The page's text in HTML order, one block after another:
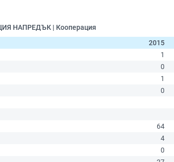
НАПРЕДЪК | Кооперация
2015